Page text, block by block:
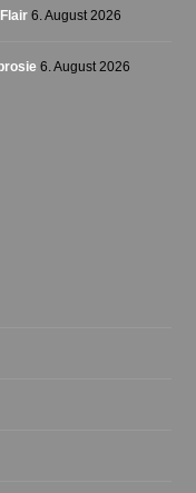
6. August 2026
6. August 2026